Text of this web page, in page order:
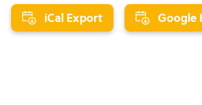
iCal Export Google